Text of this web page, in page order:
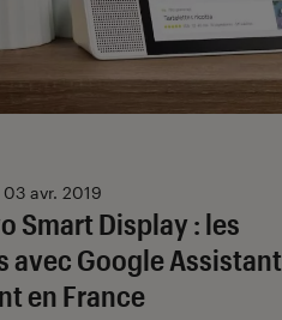
Smart Display : les
avec Google Assistant
en France
03 avr. 2019